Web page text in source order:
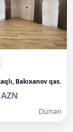
Bakıxanov qəs.
AZN
Dünən